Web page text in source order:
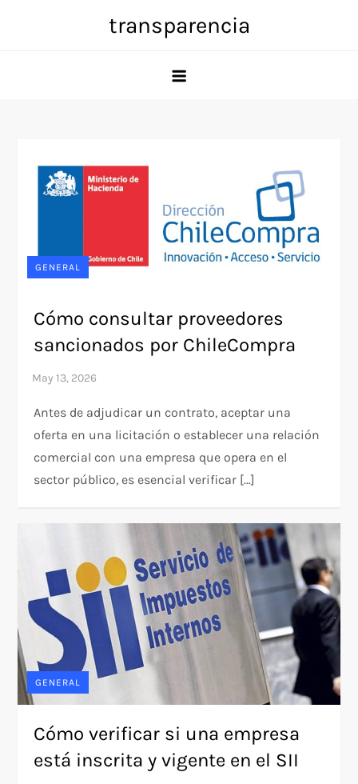
transparencia
GENERAL
Cómo consultar proveedores
sancionados por ChileCompra
Antes de adjudicar un contrato, aceptar una
oferta en una licitación o establecer una relación
comercial con una empresa que opera en el
sector público, es esencial verificar […]
GENERAL
Cómo verificar si una empresa
está inscrita y vigente en el SII